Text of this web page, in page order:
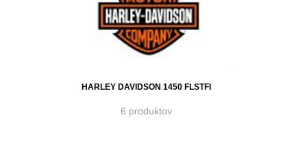
HARLEY DAVIDSON 1450 FLSTFI
6 produktov